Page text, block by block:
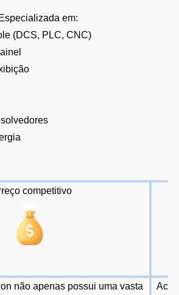
em:
(DCS, PLC, CNC)
competitivo
não apenas possui uma vasta